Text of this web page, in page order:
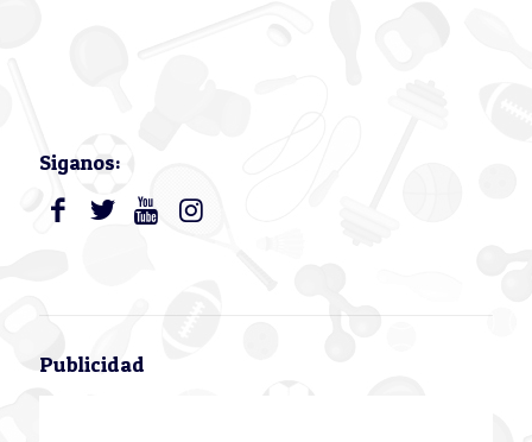
Siganos:
Publicidad